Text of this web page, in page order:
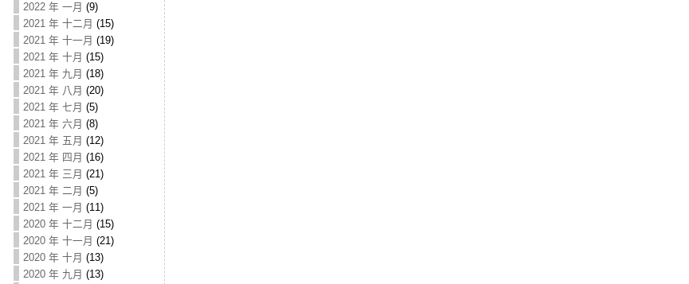
2022 年 一月 (9)
2021 年 十二月 (15)
2021 年 十一月 (19)
2021 年 十月 (15)
2021 年 九月 (18)
2021 年 八月 (20)
2021 年 七月 (5)
2021 年 六月 (8)
2021 年 五月 (12)
2021 年 四月 (16)
2021 年 三月 (21)
2021 年 二月 (5)
2021 年 一月 (11)
2020 年 十二月 (15)
2020 年 十一月 (21)
2020 年 十月 (13)
2020 年 九月 (13)